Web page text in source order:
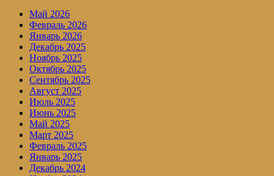
Май 2026
Февраль 2026
Январь 2026
Декабрь 2025
Ноябрь 2025
Октябрь 2025
Сентябрь 2025
Август 2025
Июль 2025
Июнь 2025
Май 2025
Март 2025
Февраль 2025
Январь 2025
Декабрь 2024